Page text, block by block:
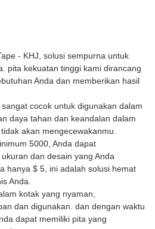
- KHJ, solusi sempurna untuk
pita kekuatan tinggi kami dirancang
Anda dan memberikan hasil
cocok untuk digunakan dalam
daya tahan dan keandalan dalam
akan mengecewakanmu.
5000, Anda dapat
dan desain yang Anda
hanya $ 5, ini adalah solusi hemat
Anda.
kotak yang nyaman,
dan digunakan. dan dengan waktu
dapat memiliki pita yang